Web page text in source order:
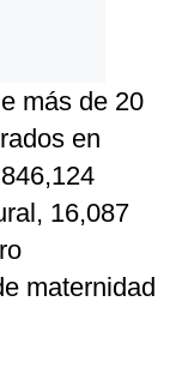
más de 20
en
16,087
maternidad